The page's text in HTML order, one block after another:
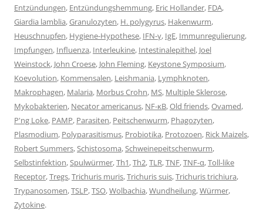
Entzündungen, Entzündungshemmung, Eric Hollander, FDA,
Giardia lamblia,Granulozyten, H. polygyrus, Hakenwurm,
Heuschnupfen, Hygiene-Hypothese, IFN-γ, IgE, Immunregulierung,
Impfungen, Influenza, Interleukine, Intestinalepithel, Joel
Weinstock, John Croese, John Fleming, Keystone Symposium,
Koevolution, Kommensalen, Leishmania, Lymphknoten,
Makrophagen, Malaria, Morbus Crohn, MS, Multiple Sklerose,
Mykobakterien, Necator americanus, NF-κB,Old friends,Ovamed,
P'ng Loke, PAMP, Parasiten, Peitschenwurm, Phagozyten,
Plasmodium, Polyparasitismus, Probiotika, Protozoen, Rick Maizels,
Robert Summers,Schistosoma,Schweinepeitschenwurm,
Selbstinfektion,Spulwürmer,Th1,Th2,TLR,TNF,TNF-α,Toll-like
Receptor,Tregs,Trichuris muris,Trichuris suis,Trichuris trichiura,
Trypanosomen,TSLP,TSO,Wolbachia,Wundheilung,Würmer,
Zytokine.